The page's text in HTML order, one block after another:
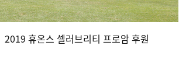
2019 휴온스 셀러브리티 프로암 후원